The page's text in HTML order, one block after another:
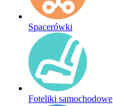
Spacerówki
Foteliki samochodowe